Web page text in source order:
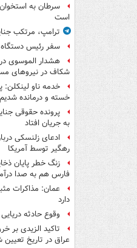
سرطان به
است
ترامپ، مرتکب
سفر رئیس دستگاه
هشدار الموسوی
شکاف در نیروهای
خسته و درمانده‌ شدیم
پرونده حقوقی
به جریان افتاد
ادعای زلنسکی
رهگیر توسط آمریکا
زنگ خطر پایان
فارس هم به صدا
عمان: مذاکرات
دارد
وقوع حادثه
تاکید الزیدی بر
عراق در تاریخ